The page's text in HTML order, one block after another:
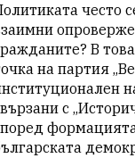
често
В
на партия
с